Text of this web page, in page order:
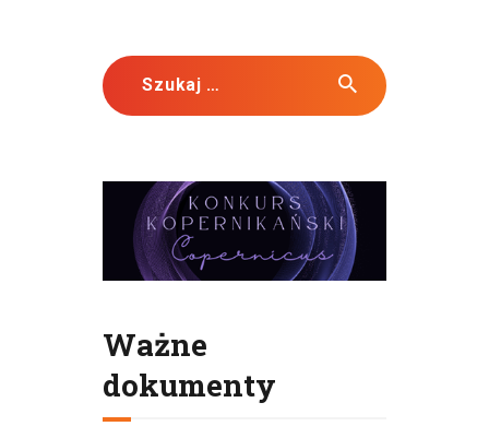
Szukaj:
Ważne
dokumenty